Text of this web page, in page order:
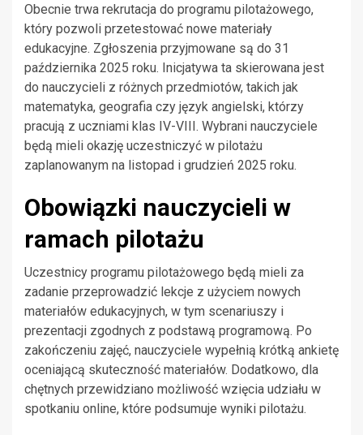
Obecnie trwa rekrutacja do programu pilotażowego,
który pozwoli przetestować nowe materiały
edukacyjne. Zgłoszenia przyjmowane są do 31
października 2025 roku. Inicjatywa ta skierowana jest
do nauczycieli z różnych przedmiotów, takich jak
matematyka, geografia czy język angielski, którzy
pracują z uczniami klas IV-VIII. Wybrani nauczyciele
będą mieli okazję uczestniczyć w pilotażu
zaplanowanym na listopad i grudzień 2025 roku.
Obowiązki nauczycieli w
ramach pilotażu
Uczestnicy programu pilotażowego będą mieli za
zadanie przeprowadzić lekcje z użyciem nowych
materiałów edukacyjnych, w tym scenariuszy i
prezentacji zgodnych z podstawą programową. Po
zakończeniu zajęć, nauczyciele wypełnią krótką ankietę
oceniającą skuteczność materiałów. Dodatkowo, dla
chętnych przewidziano możliwość wzięcia udziału w
spotkaniu online, które podsumuje wyniki pilotażu.